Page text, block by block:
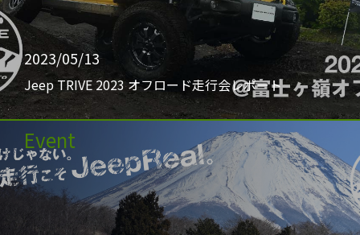
2023/05/13
Jeep TRIVE 2023 オフロード走行会レポート
Event